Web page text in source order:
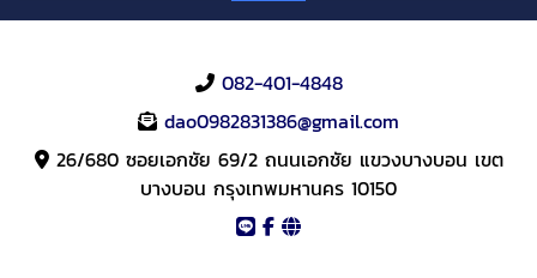
082-401-4848
dao0982831386@gmail.com
26/680 ซอยเอกชัย 69/2 ถนนเอกชัย แขวงบางบอน เขต
บางบอน กรุงเทพมหานคร 10150